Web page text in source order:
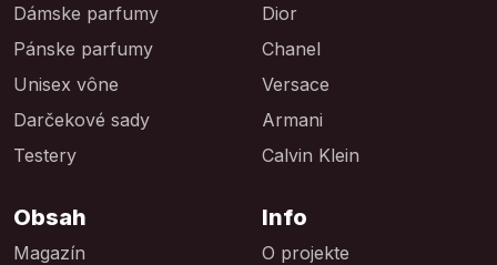
Dámske parfumy
Pánske parfumy
Unisex vône
Darčekové sady
Testery
Dior
Chanel
Versace
Armani
Calvin Klein
Obsah
Magazín
Info
O projekte